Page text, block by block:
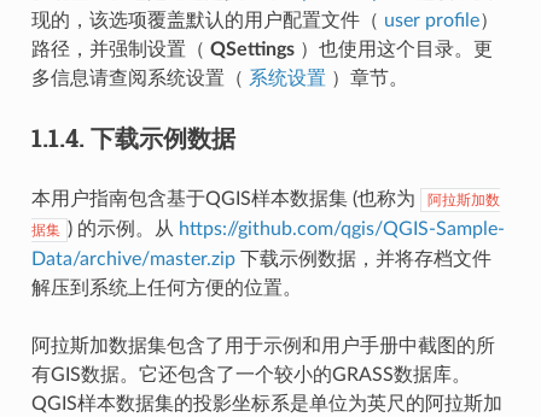
现的，该选项覆盖默认的用户配置文件（ user profile）
路径，并强制设置（ QSettings）也使用这个目录。更
多信息请查阅系统设置（ 系统设置 ）章节。
1.1.4. 下载示例数据
本用户指南包含基于QGIS样本数据集 (也称为
阿拉斯加数
据集 ) 的示例。从 https://github.com/qgis/QGIS-Sample-
Data/archive/master.zip下载示例数据，并将存档文件
解压到系统上任何方便的位置。
阿拉斯加数据集包含了用于示例和用户手册中截图的所
有GIS数据。它还包含了一个较小的GRASS数据库。
QGIS样本数据集的投影坐标系是单位为英尺的阿拉斯加